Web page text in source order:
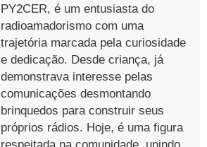
PY2CER, é um entusiasta do
radioamadorismo com uma
trajetória marcada pela curiosidade
e dedicação. Desde criança, já
demonstrava interesse pelas
comunicações desmontando
brinquedos para construir seus
próprios rádios. Hoje, é uma figura